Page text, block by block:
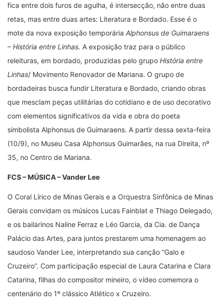
fica entre dois furos de agulha, é intersecção, não entre duas
retas, mas entre duas artes: Literatura e Bordado. Esse é o
mote da nova exposição temporária Alphonsus de Guimaraens
– História entre Linhas. A exposição traz para o público
releituras, em bordado, produzidas pelo grupo História entre
Linhas/ Movimento Renovador de Mariana. O grupo de
bordadeiras busca fundir Literatura e Bordado, criando obras
que mesclam peças utilitárias do cotidiano e de uso decorativo
com elementos significativos da vida e obra do poeta
simbolista Alphonsus de Guimaraens. A partir dessa sexta-feira
(10/9), no Museu Casa Alphonsus Guimarães, na rua Direita, nº
35, no Centro de Mariana.
FCS – MÚSICA – Vander Lee
O Coral Lírico de Minas Gerais e a Orquestra Sinfônica de Minas
Gerais convidam os músicos Lucas Fainblat e Thiago Delegado,
e os bailarinos Naline Ferraz e Léo Garcia, da Cia. de Dança
Palácio das Artes, para juntos prestarem uma homenagem ao
saudoso Vander Lee, interpretando sua canção “Galo e
Cruzeiro”. Com participação especial de Laura Catarina e Clara
Catarina, filhas do compositor mineiro, o vídeo comemora o
centenário do 1º clássico Atlético x Cruzeiro.